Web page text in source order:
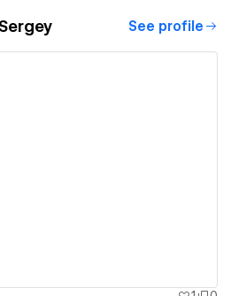
See profile